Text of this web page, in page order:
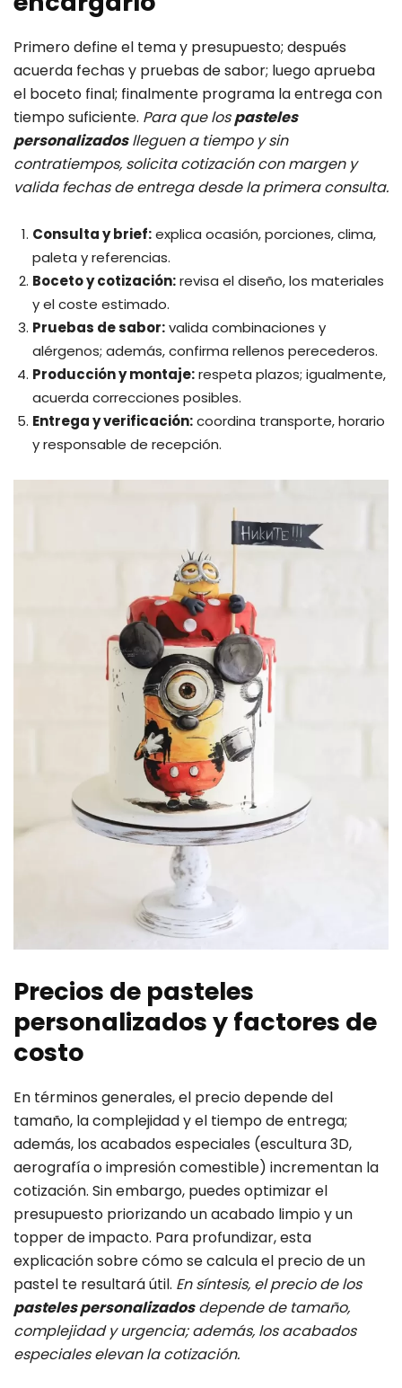
Primero define el tema y presupuesto; después
acuerda fechas y pruebas de sabor; luego aprueba
el boceto final; finalmente programa la entrega con
tiempo suficiente. Para que lospasteles
personalizadoslleguen a tiempo y sin
contratiempos, solicita cotización con margen y
valida fechas de entrega desde la primera consulta.
Consulta y brief:explica ocasión, porciones, clima,
paleta y referencias.
Boceto y cotización:revisa el diseño, los materiales
y el coste estimado.
Pruebas de sabor:valida combinaciones y
alérgenos; además, confirma rellenos perecederos.
Producción y montaje:respeta plazos; igualmente,
acuerda correcciones posibles.
Entrega y verificación:coordina transporte, horario
y responsable de recepción.
Precios de pasteles
personalizados y factores de
costo
En términos generales, el precio depende del
tamaño, la complejidad y el tiempo de entrega;
además, los acabados especiales (escultura 3D,
aerografía o impresión comestible) incrementan la
cotización. Sin embargo, puedes optimizar el
presupuesto priorizando un acabado limpio y un
topper de impacto. Para profundizar, esta
explicación sobre cómo se calcula el precio de un
pastel te resultará útil. En síntesis, el precio de los
pasteles personalizadosdepende de tamaño,
complejidad y urgencia; además, los acabados
especiales elevan la cotización.